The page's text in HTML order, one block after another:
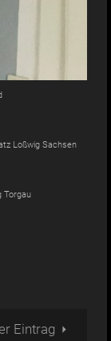
Loßwig Sachsen
Torgau
Eintrag